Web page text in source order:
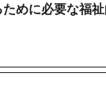
めに必要な福